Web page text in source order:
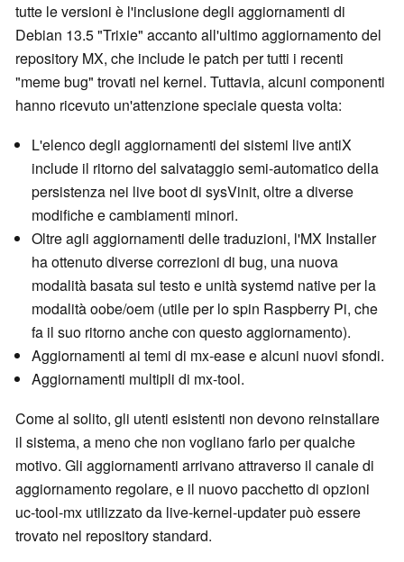
tutte le versioni è l'inclusione degli aggiornamenti di
Debian 13.5 "Trixie" accanto all'ultimo aggiornamento del
repository MX, che include le patch per tutti i recenti
"meme bug" trovati nel kernel. Tuttavia, alcuni componenti
hanno ricevuto un'attenzione speciale questa volta:
L'elenco degli aggiornamenti dei sistemi live antiX
include il ritorno del salvataggio semi-automatico della
persistenza nei live boot di sysVinit, oltre a diverse
modifiche e cambiamenti minori.
Oltre agli aggiornamenti delle traduzioni, l'MX Installer
ha ottenuto diverse correzioni di bug, una nuova
modalità basata sul testo e unità systemd native per la
modalità oobe/oem (utile per lo spin Raspberry Pi, che
fa il suo ritorno anche con questo aggiornamento).
Aggiornamenti ai temi di mx-ease e alcuni nuovi sfondi.
Aggiornamenti multipli di mx-tool.
Come al solito, gli utenti esistenti non devono reinstallare
il sistema, a meno che non vogliano farlo per qualche
motivo. Gli aggiornamenti arrivano attraverso il canale di
aggiornamento regolare, e il nuovo pacchetto di opzioni
uc-tool-mx utilizzato da live-kernel-updater può essere
trovato nel repository standard.